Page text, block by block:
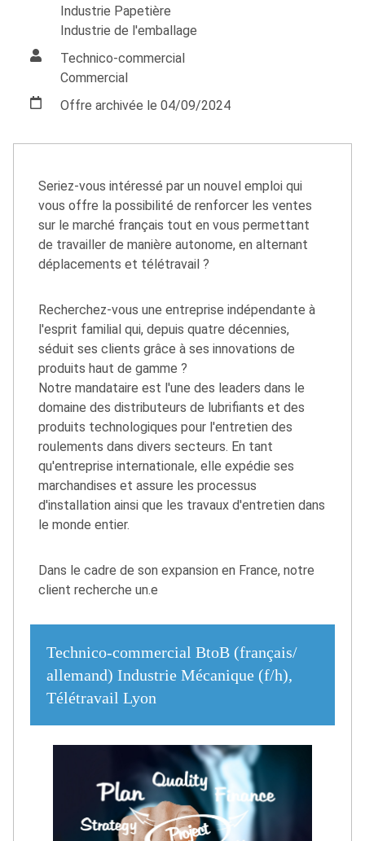
Industrie Papetière
Industrie de l'emballage
Technico-commercial
Commercial
Offre archivée le 04/09/2024
Seriez-vous intéressé par un nouvel emploi qui
vous offre la possibilité de renforcer les ventes
sur le marché français tout en vous permettant
de travailler de manière autonome, en alternant
déplacements et télétravail ?
Recherchez-vous une entreprise indépendante à
l'esprit familial qui, depuis quatre décennies,
séduit ses clients grâce à ses innovations de
produits haut de gamme ?
Notre mandataire est l'une des leaders dans le
domaine des distributeurs de lubrifiants et des
produits technologiques pour l'entretien des
roulements dans divers secteurs. En tant
qu'entreprise internationale, elle expédie ses
marchandises et assure les processus
d'installation ainsi que les travaux d'entretien dans
le monde entier.
Dans le cadre de son expansion en France, notre
client recherche un.e
Technico-commercial BtoB (français/
allemand) Industrie Mécanique (f/h),
Télétravail Lyon